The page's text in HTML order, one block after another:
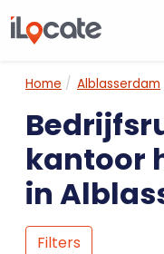
Home Alblasserdam
kantoor
in
Filters